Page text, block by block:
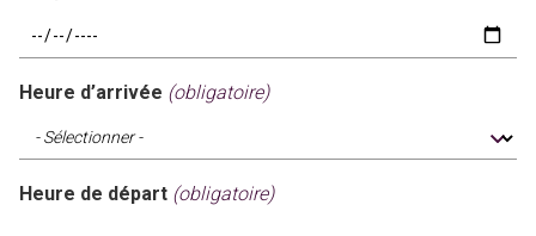
Heure d’arrivée (obligatoire)
Heure de départ (obligatoire)